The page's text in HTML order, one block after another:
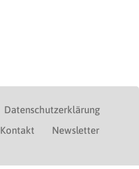
Datenschutzerklärung
Kontakt Newsletter